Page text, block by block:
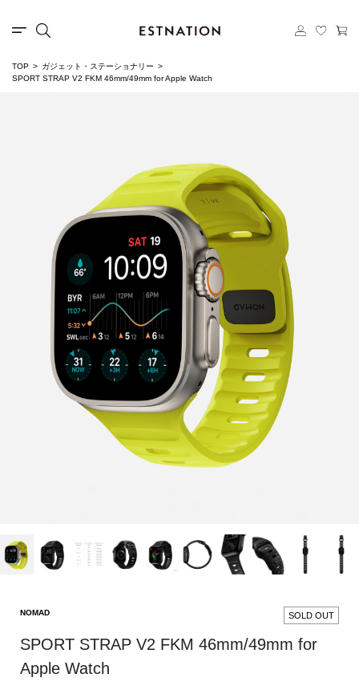
TOP
ガジェット・ステーショナリー
SPORT STRAP V2 FKM 46mm/49mm for Apple Watch
NOMAD SOLD OUT
SPORT STRAP V2 FKM 46mm/49mm for
Apple Watch